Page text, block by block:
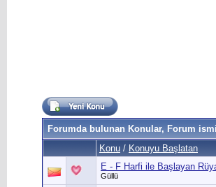
Forumda bulunan Konular, Forum ismi
Konu / Konuyu Başlatan
E - F Harfi ile Başlayan
Güllü